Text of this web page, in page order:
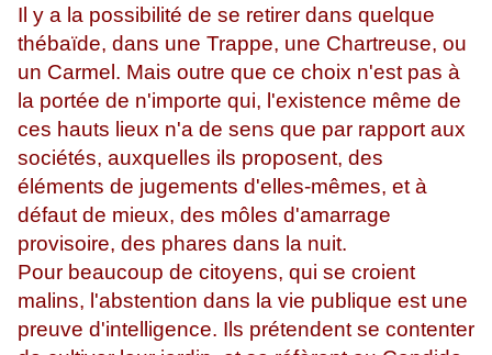
Il y a la possibilité de se retirer dans quelque
thébaïde, dans une Trappe, une Chartreuse, ou
un Carmel. Mais outre que ce choix n'est pas à
la portée de n'importe qui, l'existence même de
ces hauts lieux n'a de sens que par rapport aux
sociétés, auxquelles ils proposent, des
éléments de jugements d'elles-mêmes, et à
défaut de mieux, des môles d'amarrage
provisoire, des phares dans la nuit.
Pour beaucoup de citoyens, qui se croient
malins, l'abstention dans la vie publique est une
preuve d'intelligence. Ils prétendent se contenter